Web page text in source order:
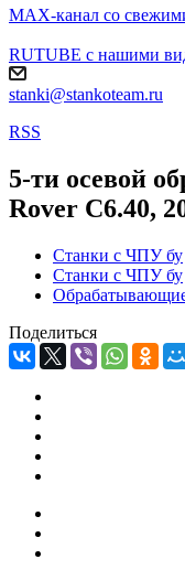
MAX-канал со
RUTUBE с нашими
stanki@stankoteam.ru
RSS
5-ти осевой
Rover C6.40,
Станки с ЧПУ бу
Станки с ЧПУ бу
Поделиться